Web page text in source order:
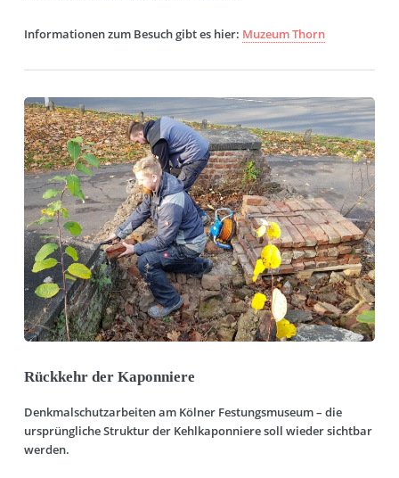
Informationen zum Besuch gibt es hier: Muzeum Thorn
Rückkehr der Kaponniere
Denkmalschutzarbeiten am Kölner Festungsmuseum – die
ursprüngliche Struktur der Kehlkaponniere soll wieder sichtbar
werden.